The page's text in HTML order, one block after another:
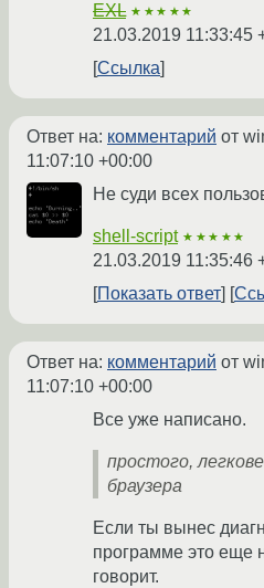
EXL ★★★★★
21.03.2019 11:33:45
Ссылка
Ответ на: комментарий от
11:07:10 +00:00
Не суди всех
shell-script ★★★★★
21.03.2019 11:35:46
Показать ответ
Ответ на: комментарий от
11:07:10 +00:00
Все уже написано.
простого,
браузера
Если ты вынес
программе это еще
говорит.